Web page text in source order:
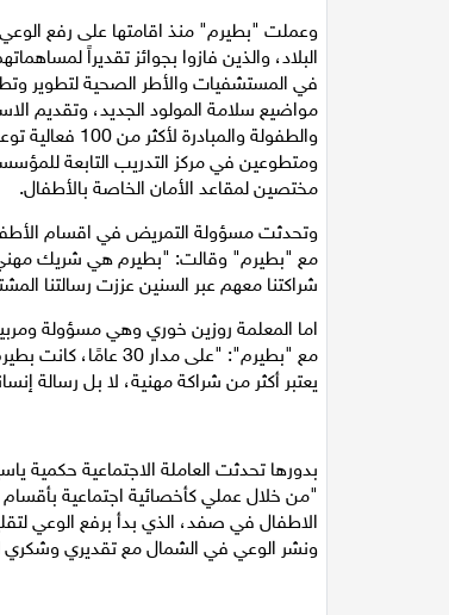
وعملت "بطيرم" منذ اقامتها على رفع
البلاد، والذين فازوا بجوائز تقديراً
في المستشفيات والأطر الصحية لتطوير
مواضيع سلامة المولود الجديد، وتقديم
والطفولة
ومتطوعين في مركز التدريب التابعة
مختصين لمقاعد الأمان الخاصة بالأطفال.
وتحدثت مسؤولة التمريض في اقسام
مع "بطيرم" وقالت: "بطيرم هي شريك مهني
شراكتنا معهم عبر السنين عززت رسالتنا
اما المعلمة روزين خوري وهي مسؤولة
مع "بطيرم": "على
يعتبر أكثر من شراكة مهنية، لا بل رسالة
بدورها تحدثت العاملة الاجتماعية
"من خلال عملي كأخصائية اجتماعية
الاطفال في صفد، الذي بدأ برفع الوعي
ونشر الوعي في الشمال مع تقديري